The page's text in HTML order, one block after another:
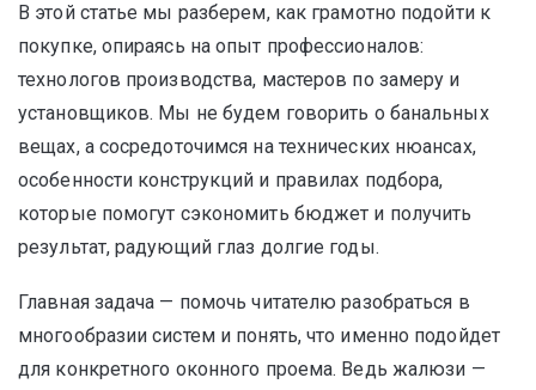
В этой статье мы разберем, как грамотно подойти к
покупке, опираясь на опыт профессионалов:
технологов производства, мастеров по замеру и
установщиков. Мы не будем говорить о банальных
вещах, а сосредоточимся на технических нюансах,
особенности конструкций и правилах подбора,
которые помогут сэкономить бюджет и получить
результат, радующий глаз долгие годы.
Главная задача — помочь читателю разобраться в
многообразии систем и понять, что именно подойдет
для конкретного оконного проема. Ведь жалюзи —